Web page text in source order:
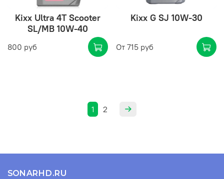
Kixx Ultra 4T Scooter
SL/MB 10W-40
800 руб
Kixx G SJ 10W-30
От 715 руб
1 2
SONARHD.RU